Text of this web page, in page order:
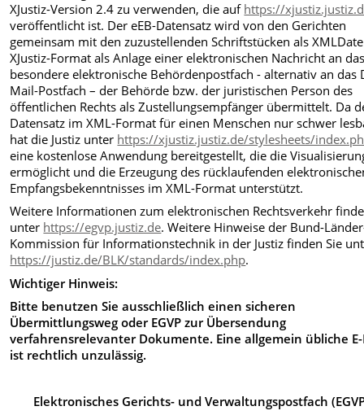
XJustiz-Version 2.4 zu verwenden, die auf https://
veröffentlicht ist. Der eEB-Datensatz wird von den Gerichten
gemeinsam mit den zuzustellenden Schriftstücken als
XJustiz-Format als Anlage einer elektronischen Nachricht an
besondere elektronische Behördenpostfach - alternativ an das
Mail-Postfach – der Behörde bzw. der juristischen Person des
öffentlichen Rechts als Zustellungsempfänger übermittelt. Da
Datensatz im XML-Format für einen Menschen nur schwer
hat die Justiz unter https://xjustiz.justiz.de/stylesheets/
eine kostenlose Anwendung bereitgestellt, die die
ermöglicht und die Erzeugung des rücklaufenden
Empfangsbekenntnisses im XML-Format unterstützt.
Weitere Informationen zum elektronischen Rechtsverkehr
unter https://egvp.justiz.de. Weitere Hinweise der Bund-
Kommission für Informationstechnik in der Justiz finden Sie
https://justiz.de/BLK/standards/index.php.
Wichtiger Hinweis:
Bitte benutzen Sie ausschließlich einen sicheren
Übermittlungsweg oder EGVP zur Übersendung
verfahrensrelevanter Dokumente. Eine allgemein übliche
ist rechtlich unzulässig.
Elektronisches Gerichts- und Verwaltungspostfach